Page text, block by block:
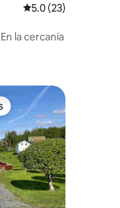
Calificación
5.0 (23)
En la cercanía